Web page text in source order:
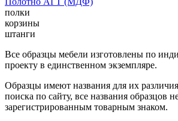
полки
корзины
штанги
Все образцы мебели изготовлены по
проекту в единственном экземпляре.
Образцы имеют названия для их
поиска по сайту, все названия образцов
зарегистрированным товарным знаком.